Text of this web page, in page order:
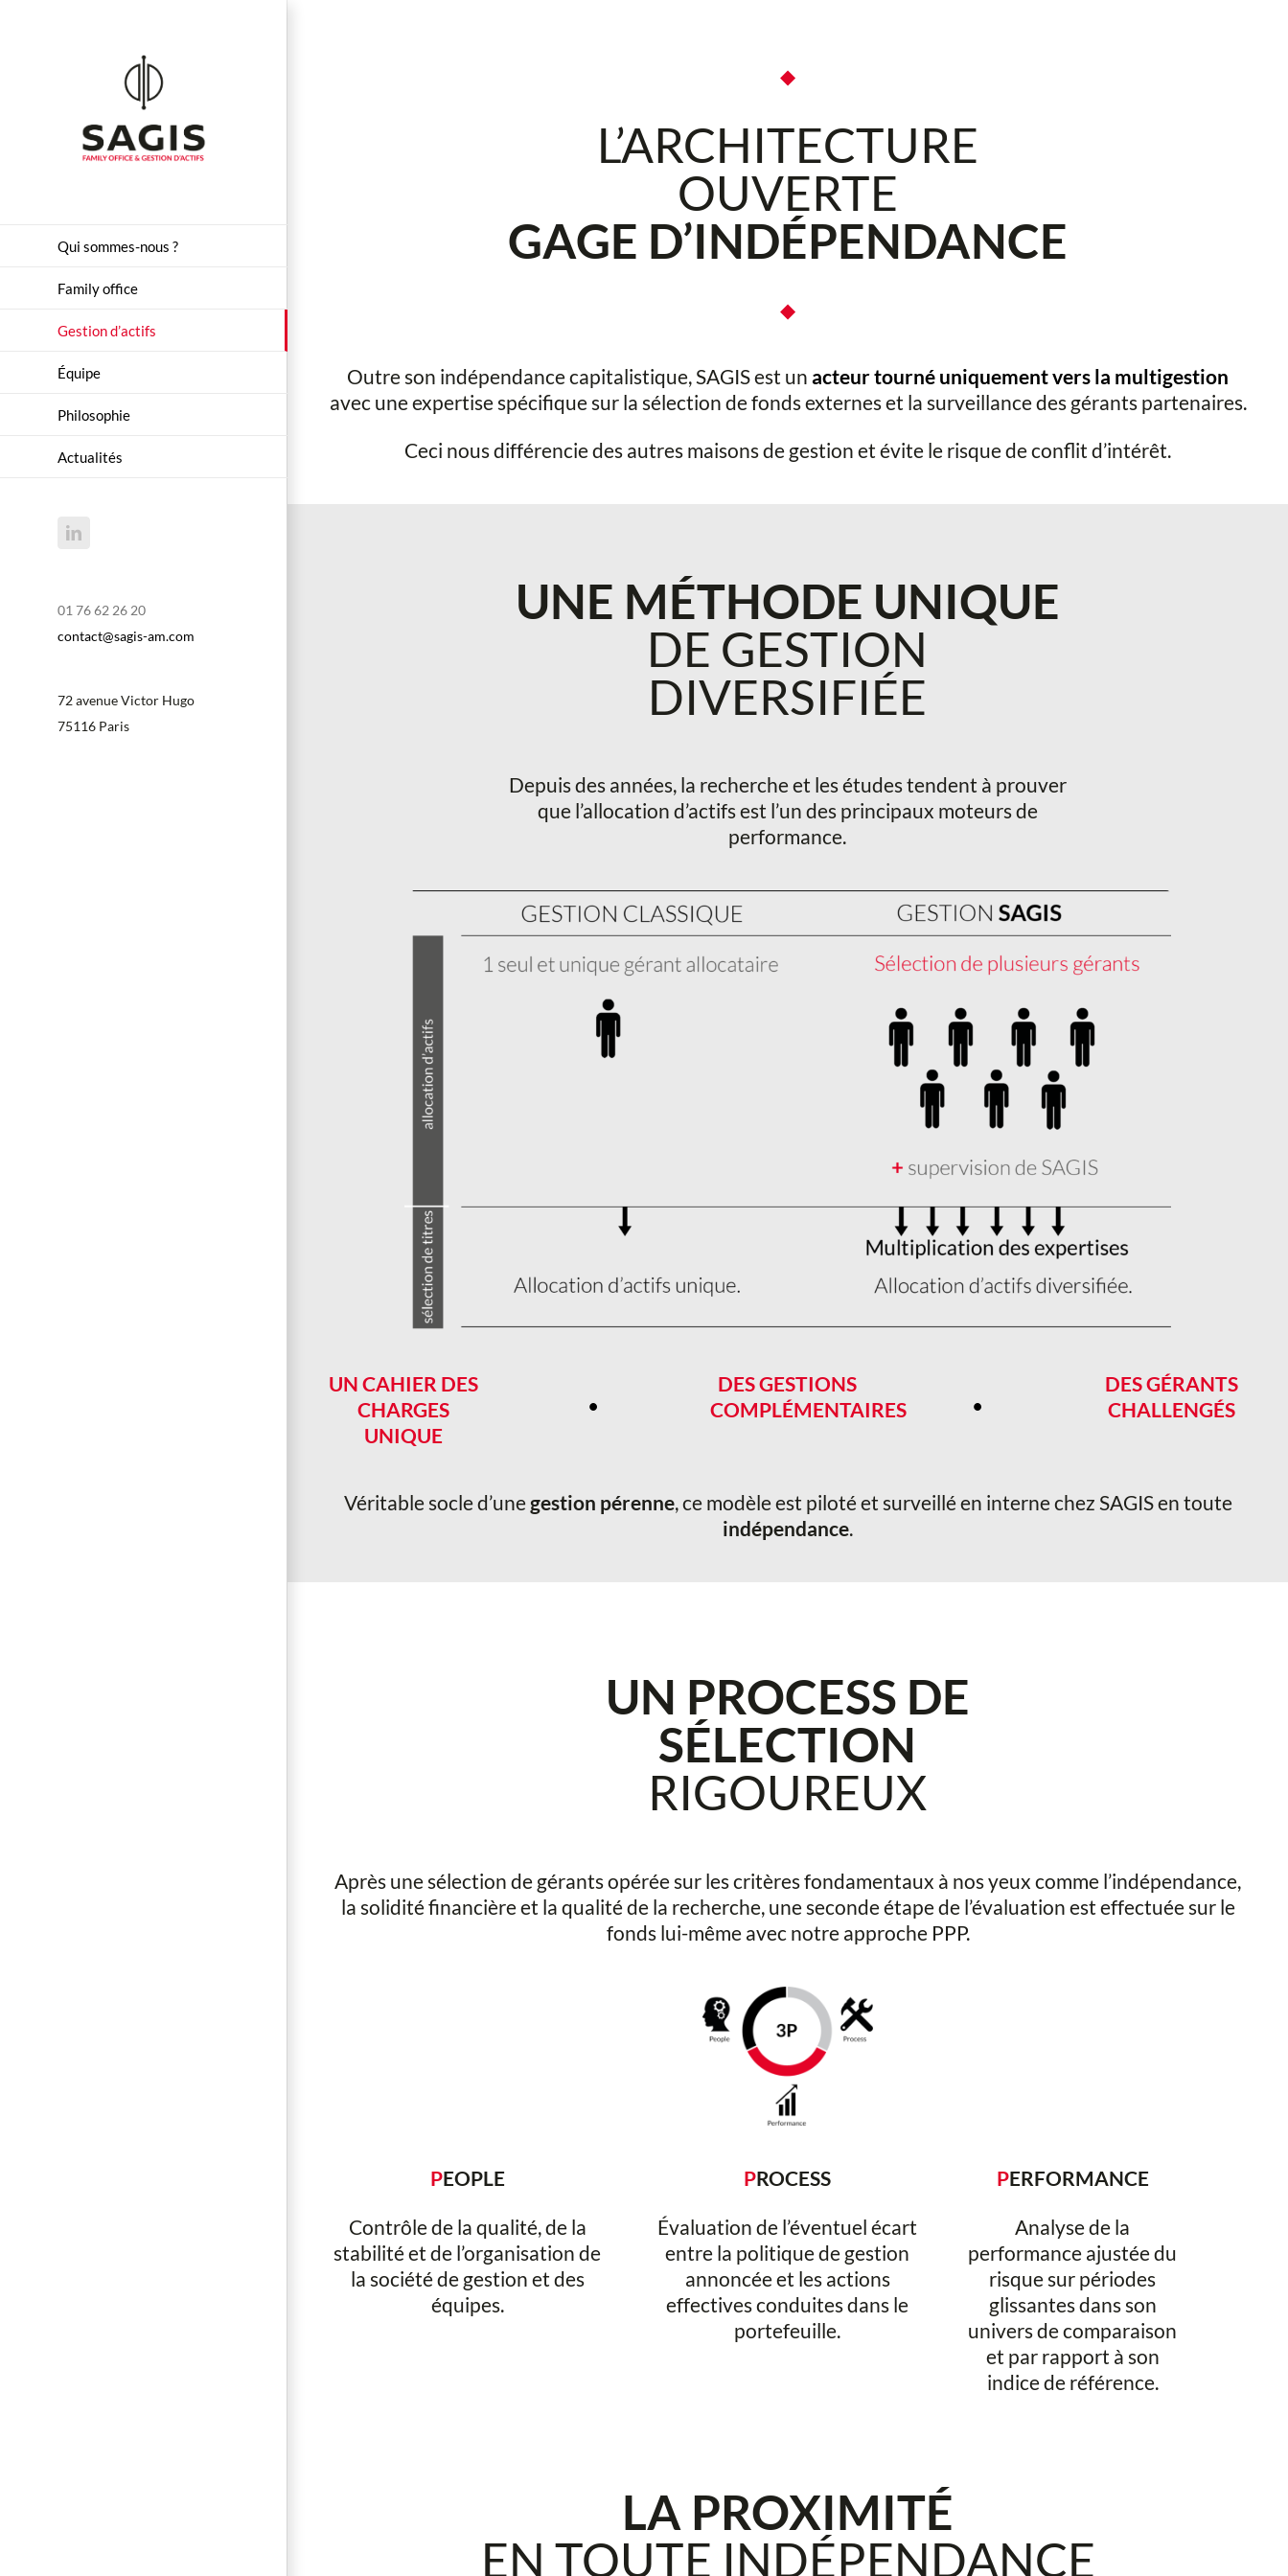
Qui sommes-nous ?
Family office
Gestion d’actifs
Équipe
Philosophie
Actualités
LinkedIn
01 76 62 26 20
contact@sagis-am.com
72 avenue Victor Hugo
75116 Paris
◆
L’ARCHITECTURE
OUVERTE
GAGE D’INDÉPENDANCE
◆
Outre son indépendance capitalistique, SAGIS est un acteur tourné uniquement vers la multigestion
avec une expertise spécifique sur la sélection de fonds externes et la surveillance des gérants partenaires.
Ceci nous différencie des autres maisons de gestion et évite le risque de conflit d’intérêt.
UNE MÉTHODE UNIQUE
DE GESTION
DIVERSIFIÉE
Depuis des années, la recherche et les études tendent à prouver
que l’allocation d’actifs est l’un des principaux moteurs de
performance.
UN CAHIER DES
CHARGES
UNIQUE
•
DES GESTIONS
COMPLÉMENTAIRES
•
DES GÉRANTS
CHALLENGÉS
Véritable socle d’unegestion pérenne, ce modèle est piloté et surveillé en interne chez SAGIS en toute
indépendance.
UN PROCESS DE
SÉLECTION
RIGOUREUX
Après une sélection de gérants opérée sur les critères fondamentaux à nos yeux comme l’indépendance,
la solidité financière et la qualité de la recherche, une seconde étape de l’évaluation est effectuée sur le
fonds lui-même avec notre approche PPP.
PEOPLE
Contrôle de la qualité, de la
stabilité et de l’organisation de
la société de gestion et des
équipes.
PROCESS
Évaluation de l’éventuel écart
entre la politique de gestion
annoncée et les actions
effectives conduites dans le
portefeuille.
PERFORMANCE
Analyse de la
performance ajustée du
risque sur périodes
glissantes dans son
univers de comparaison
et par rapport à son
indice de référence.
LA PROXIMITÉ
EN TOUTE INDÉPENDANCE